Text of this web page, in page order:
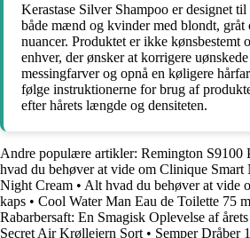
Kerastase Silver Shampoo er designet
både mænd og kvinder med blondt, gråt
nuancer. Produktet er ikke kønsbestemt
enhver, der ønsker at korrigere
messingfarver og opnå en køligere
følge instruktionerne for brug af
efter hårets længde og densiteten.
Andre populære artikler: Remington S9100
hvad du behøver at vide om Clinique
Night Cream • Alt hvad du behøver at vide
kaps • Cool Water Man Eau de Toilette 75
Rabarbersaft: En Smagisk Oplevelse af
Secret Air Krøllejern Sort • Semper Dråber